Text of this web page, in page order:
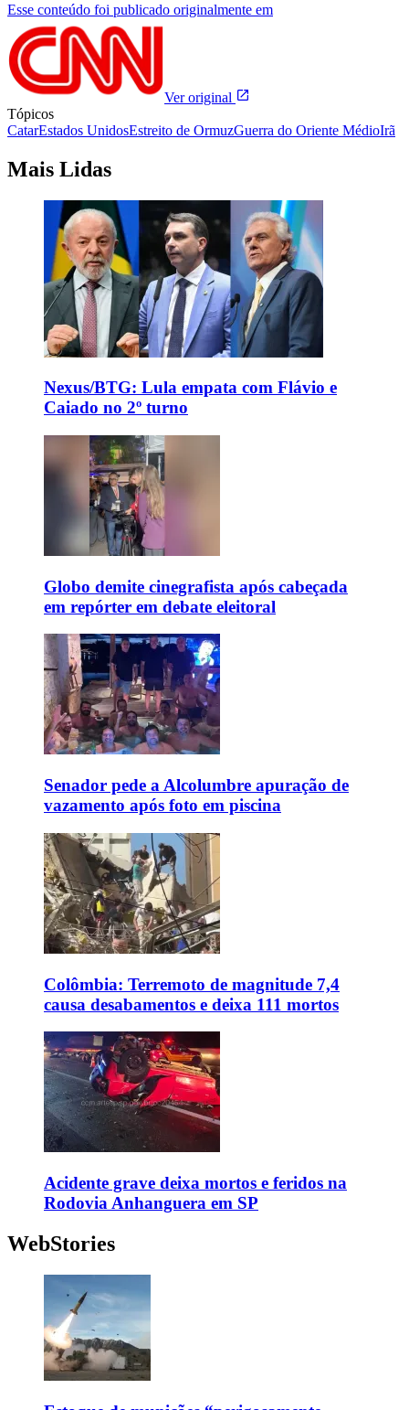
Esse conteúdo foi publicado originalmente em
Ver original
Tópicos
CatarEstados UnidosEstreito de OrmuzGuerra do Oriente MédioIrã
Mais Lidas
Nexus/BTG: Lula empata com Flávio e
Caiado no 2º turno
Globo demite cinegrafista após cabeçada
em repórter em debate eleitoral
Senador pede a Alcolumbre apuração de
vazamento após foto em piscina
Colômbia: Terremoto de magnitude 7,4
causa desabamentos e deixa 111 mortos
Acidente grave deixa mortos e feridos na
Rodovia Anhanguera em SP
WebStories